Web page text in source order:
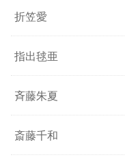
折笠愛
指出毬亜
斉藤朱夏
斎藤千和